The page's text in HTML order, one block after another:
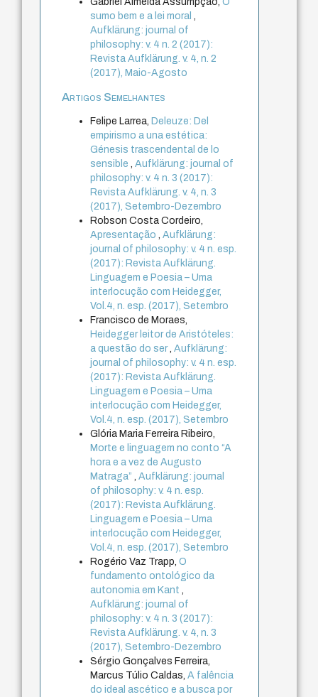
sumo bem e a lei moral,
Aufklärung: journal of
philosophy: v. 4 n. 2 (2017):
Revista Aufklärung. v. 4, n. 2
(2017), Maio-Agosto
Artigos Semelhantes
Felipe Larrea, Deleuze: Del
empirismo a una estética:
Génesis trascendental de lo
sensible,Aufklärung: journal of
philosophy: v. 4 n. 3 (2017):
Revista Aufklärung. v. 4, n. 3
(2017), Setembro-Dezembro
Robson Costa Cordeiro,
Apresentação,Aufklärung:
journal of philosophy: v. 4 n. esp.
(2017): Revista Aufklärung.
Linguagem e Poesia – Uma
interlocução com Heidegger,
Vol.4, n. esp. (2017), Setembro
Francisco de Moraes,
Heidegger leitor de Aristóteles:
a questão do ser,Aufklärung:
journal of philosophy: v. 4 n. esp.
(2017): Revista Aufklärung.
Linguagem e Poesia – Uma
interlocução com Heidegger,
Vol.4, n. esp. (2017), Setembro
Glória Maria Ferreira Ribeiro,
Morte e linguagem no conto “A
hora e a vez de Augusto
Matraga”,Aufklärung: journal
of philosophy: v. 4 n. esp.
(2017): Revista Aufklärung.
Linguagem e Poesia – Uma
interlocução com Heidegger,
Vol.4, n. esp. (2017), Setembro
Rogério Vaz Trapp,O
fundamento ontológico da
autonomia em Kant,
Aufklärung: journal of
philosophy: v. 4 n. 3 (2017):
Revista Aufklärung. v. 4, n. 3
(2017), Setembro-Dezembro
Sérgio Gonçalves Ferreira,
Marcus Túlio Caldas,A falência
do ideal ascético e a busca por